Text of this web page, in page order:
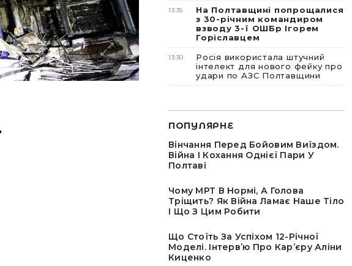
13:35
На Полтавщині попрощалися
з 30-річним командиром
взводу 3-ї ОШБр Ігорем
Горіславцем
13:30
Росія використала штучний
інтелект для нового фейку про
удари по АЗС Полтавщини
ПОПУЛЯРНЕ
Вінчання Перед Бойовим Виїздом.
Війна І Кохання Однієї Пари У
Полтаві
Чому МРТ В Нормі, А Голова
Тріщить? Як Війна Ламає Наше Тіло
І Що З Цим Робити
Що Стоїть За Успіхом 12-Річної
Моделі. Інтервʼю Про Карʼєру Аліни
Киценко